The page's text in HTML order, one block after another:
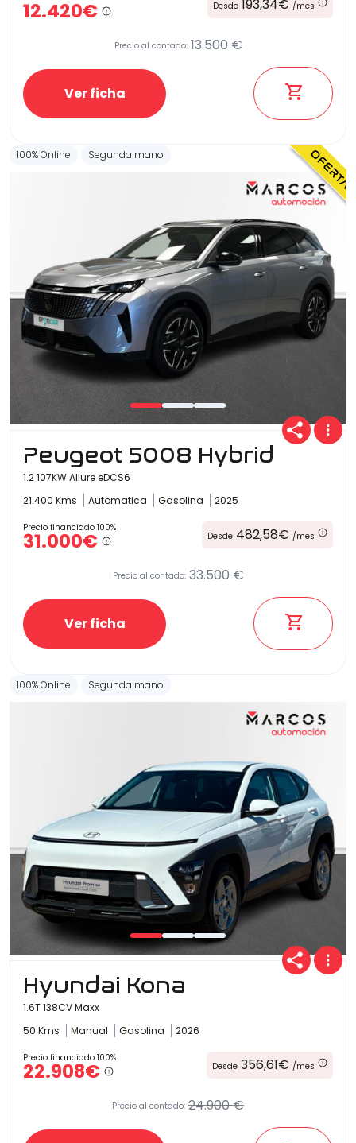
12.420€ Desde 193,34€ /mes
Precio al contado: 13.500 €
Ver ficha
100% Online Segunda mano
Peugeot 5008 Hybrid
1.2 107KW Allure eDCS6
21.400 Kms
Automatica Gasolina 2025
Precio financiado 100%
31.000€ Desde 482,58€ /mes
Precio al contado: 33.500 €
Ver ficha
100% Online Segunda mano
Hyundai Kona
1.6T 138CV Maxx
50 Kms
Manual Gasolina 2026
Precio financiado 100%
22.908€ Desde 356,61€ /mes
Precio al contado: 24.900 €